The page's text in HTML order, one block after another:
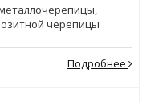
черепицы
Подробнее